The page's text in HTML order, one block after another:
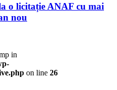
o licitație ANAF cu mai
nou
in
on line 26